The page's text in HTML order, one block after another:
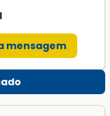
mensagem